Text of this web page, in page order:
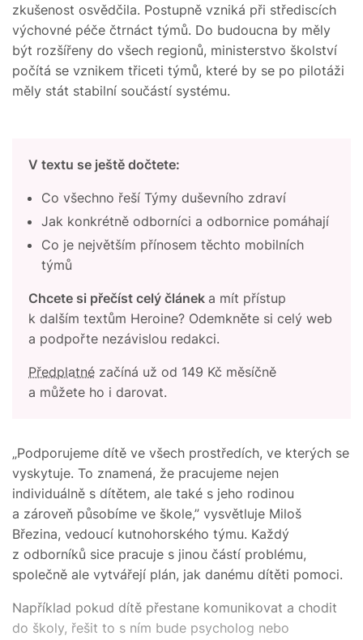
zkušenost osvědčila. Postupně vzniká při střediscích
výchovné péče čtrnáct týmů. Do budoucna by měly
být rozšířeny do všech regionů, ministerstvo školství
počítá se vznikem třiceti týmů, které by se po pilotáži
měly stát stabilní součástí systému.
V textu se ještě dočtete:
Co všechno řeší Týmy duševního zdraví
Jak konkrétně odborníci a odbornice pomáhají
Co je největším přínosem těchto mobilních
týmů
Chcete si přečíst celý článek a mít přístup
k dalším textům Heroine? Odemkněte si celý web
a podpořte nezávislou redakci.
Předplatné začíná už od 149 Kč měsíčně
a můžete ho i darovat.
„Podporujeme dítě ve všech prostředích, ve kterých se
vyskytuje. To znamená, že pracujeme nejen
individuálně s dítětem, ale také s jeho rodinou
a zároveň působíme ve škole,” vysvětluje Miloš
Březina, vedoucí kutnohorského týmu. Každý
z odborníků sice pracuje s jinou částí problému,
společně ale vytvářejí plán, jak danému dítěti pomoci.
Například pokud dítě přestane komunikovat a chodit
do školy, řešit to s ním bude psycholog nebo